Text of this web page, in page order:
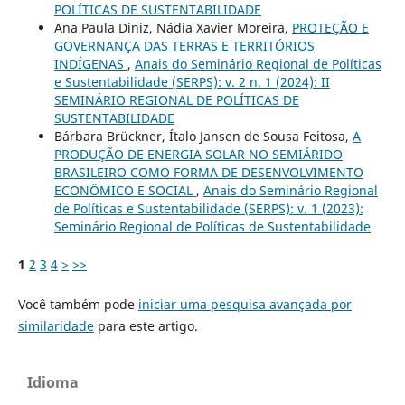
POLÍTICAS DE SUSTENTABILIDADE
Ana Paula Diniz, Nádia Xavier Moreira, PROTEÇÃO E
GOVERNANÇA DAS TERRAS E TERRITÓRIOS
INDÍGENAS , Anais do Seminário Regional de Políticas
e Sustentabilidade (SERPS): v. 2 n. 1 (2024): II
SEMINÁRIO REGIONAL DE POLÍTICAS DE
SUSTENTABILIDADE
Bárbara Brückner, Ítalo Jansen de Sousa Feitosa, A
PRODUÇÃO DE ENERGIA SOLAR NO SEMIÁRIDO
BRASILEIRO COMO FORMA DE DESENVOLVIMENTO
ECONÔMICO E SOCIAL , Anais do Seminário Regional
de Políticas e Sustentabilidade (SERPS): v. 1 (2023):
Seminário Regional de Políticas de Sustentabilidade
1 2 3 4 > >>
Você também pode iniciar uma pesquisa avançada por
similaridadepara este artigo.
Idioma